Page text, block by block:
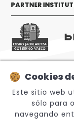
PARTNER
© 2026 Sabino
Cookies
Este sitio web
sólo para
navegando